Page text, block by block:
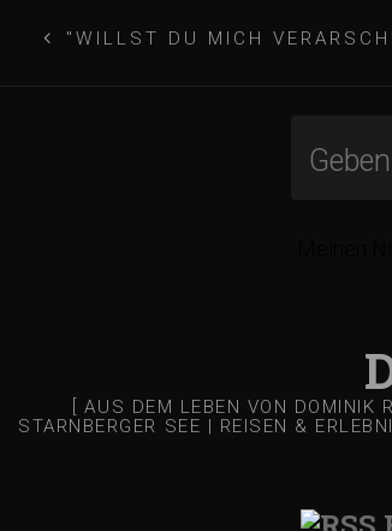
g
"WILLST DU MICH
[ AUS DEM LEBEN VON DOMINIK
STARNBERGER SEE | REISEN &